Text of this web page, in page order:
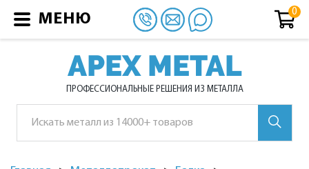
APEX METAL
ПРОФЕССИОНАЛЬНЫЕ РЕШЕНИЯ ИЗ МЕТАЛЛА
МЕНЮ